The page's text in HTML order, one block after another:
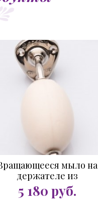
мыло на
держателе из
нержавеющей стали
хлопок 260 гр.
5 180 руб.